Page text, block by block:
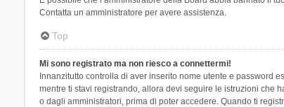
Contatta un amministratore per avere assistenza.
Top
Mi sono registrato ma non riesco a connettermi!
Innanzitutto controlla di aver inserito nome utente e password
mentre ti stavi registrando, allora devi seguire le istruzioni che
o dagli amministratori, prima di poter accedere. Quando ti